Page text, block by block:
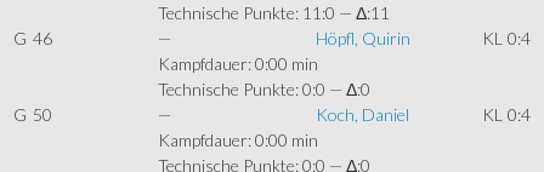
Technische Punkte: 11:0 — Δ:11
G 46 — Höpfl, Quirin KL 0:4
Kampfdauer: 0:00 min
Technische Punkte: 0:0 — Δ:0
G 50 — Koch, Daniel KL 0:4
Kampfdauer: 0:00 min
Technische Punkte: 0:0 — Δ:0